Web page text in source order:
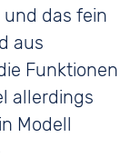
und das fein
aus
Funktionen
allerdings
Modell